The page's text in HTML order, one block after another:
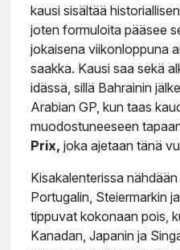
kausi sisältää
joten formuloita pääsee
jokaisena viikonloppuna
saakka. Kausi saa sekä
idässä, sillä Bahrainin
Arabian GP, kun taas
muodostuneeseen
Prix,joka ajetaan tänä
Kisakalenterissa
Portugalin, Steiermarkin
tippuvat kokonaan pois,
Kanadan, Japanin ja